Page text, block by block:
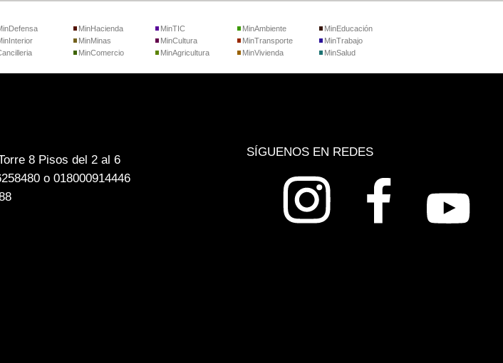
MinHacienda
MinMinas
MinComercio
MinTIC
MinCultura
MinAgricultura
MinAmbiente
MinTransporte
MinVivienda
MinEducación
MinTrabajo
MinSalud
8 Pisos del 2 al 6
o 018000914446
SÍGUENOS EN REDES